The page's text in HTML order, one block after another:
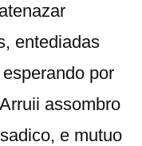
entediadas
por
assombro
e mutuo